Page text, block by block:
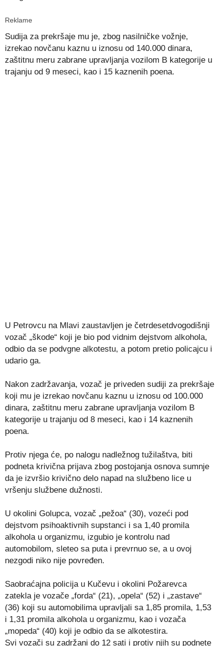
Reklame
Sudija za prekršaje mu je, zbog nasilničke vožnje,
izrekao novčanu kaznu u iznosu od 140.000 dinara,
zaštitnu meru zabrane upravljanja vozilom B kategorije u
trajanju od 9 meseci, kao i 15 kaznenih poena.
U Petrovcu na Mlavi zaustavljen je četrdesetdvogodišnji
vozač „škode“ koji je bio pod vidnim dejstvom alkohola,
odbio da se podvgne alkotestu, a potom pretio policajcu i
udario ga.
Nakon zadržavanja, vozač je priveden sudiji za prekršaje
koji mu je izrekao novčanu kaznu u iznosu od 100.000
dinara, zaštitnu meru zabrane upravljanja vozilom B
kategorije u trajanju od 8 meseci, kao i 14 kaznenih
poena.
Protiv njega će, po nalogu nadležnog tužilaštva, biti
podneta krivična prijava zbog postojanja osnova sumnje
da je izvršio krivično delo napad na službeno lice u
vršenju službene dužnosti.
U okolini Golupca, vozač „pežoa“ (30), vozeći pod
dejstvom psihoaktivnih supstanci i sa 1,40 promila
alkohola u organizmu, izgubio je kontrolu nad
automobilom, sleteo sa puta i prevrnuo se, a u ovoj
nezgodi niko nije povređen.
Saobraćajna policija u Kučevu i okolini Požarevca
zatekla je vozače „forda“ (21), „opela“ (52) i „zastave“
(36) koji su automobilima upravljali sa 1,85 promila, 1,53
i 1,31 promila alkohola u organizmu, kao i vozača
„mopeda“ (40) koji je odbio da se alkotestira.
Svi vozači su zadržani do 12 sati i protiv njih su podnete